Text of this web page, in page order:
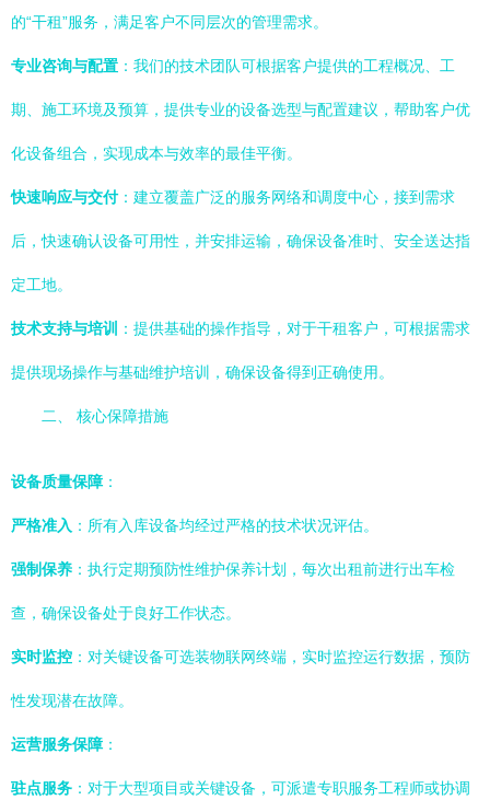
的“干租”服务，满足客户不同层次的管理需求。
专业咨询与配置 ：我们的技术团队可根据客户提供的工程概况、工
期、施工环境及预算，提供专业的设备选型与配置建议，帮助客户优
化设备组合，实现成本与效率的最佳平衡。
快速响应与交付：建立覆盖广泛的服务网络和调度中心，接到需求
后，快速确认设备可用性，并安排运输，确保设备准时、安全送达指
定工地。
技术支持与培训 ：提供基础的操作指导，对于干租客户，可根据需求
提供现场操作与基础维护培训，确保设备得到正确使用。
二、 核心保障措施
设备质量保障 ：
严格准入 ：所有入库设备均经过严格的技术状况评估。
强制保养 ：执行定期预防性维护保养计划，每次出租前进行出车检
查，确保设备处于良好工作状态。
实时监控 ：对关键设备可选装物联网终端，实时监控运行数据，预防
性发现潜在故障。
运营服务保障 ：
驻点服务 ：对于大型项目或关键设备，可派遣专职服务工程师或协调